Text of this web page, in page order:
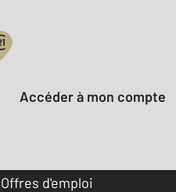
Votre compte :
Accéder à mon compte
Offres d'emploi